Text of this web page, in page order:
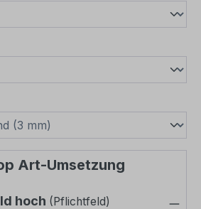
Art-Umsetzung
hoch (Pflichtfeld)